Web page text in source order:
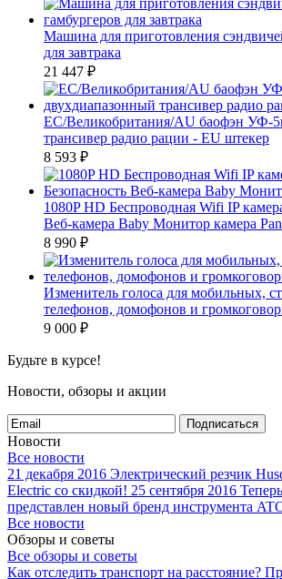
Машина для приготовления
для завтрака
21 447 ₽
ЕС/Великобритания/AU баофэн УФ-
трансивер радио рации - EU штекер
8 593 ₽
1080P HD Беспроводная Wifi IP
Веб-камера Baby Монитор камера
8 990 ₽
Изменитель голоса для мобильных,
телефонов, домофонов и
9 000 ₽
Будьте в курсе!
Новости, обзоры и акции
Подписаться
Новости
Все новости
21 декабря 2016 Электрический резчик
Electric со скидкой! 25 сентября 2016
представлен новый бренд инструмента
Все новости
Обзоры и советы
Все обзоры и советы
Как отследить транспорт на расстояние?